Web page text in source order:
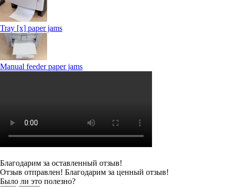
Tray [x] paper jams
Manual feeder paper jams
Благодарим за оставленный отзыв!
Отзыв отправлен! Благодарим за ценный отзыв!
Было ли это полезно?